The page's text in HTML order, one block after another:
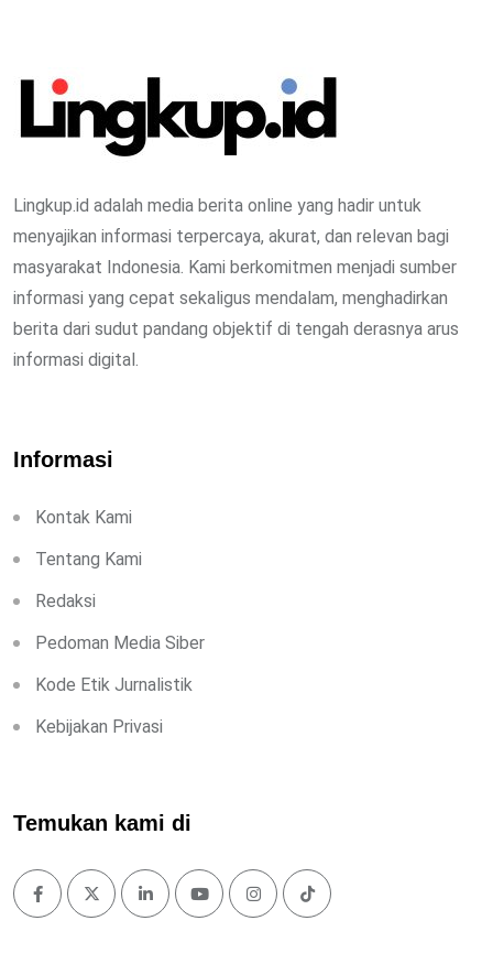
Lingkup.id adalah media berita online yang hadir untuk
menyajikan informasi terpercaya, akurat, dan relevan bagi
masyarakat Indonesia. Kami berkomitmen menjadi sumber
informasi yang cepat sekaligus mendalam, menghadirkan
berita dari sudut pandang objektif di tengah derasnya arus
informasi digital.
Informasi
Kontak Kami
Tentang Kami
Redaksi
Pedoman Media Siber
Kode Etik Jurnalistik
Kebijakan Privasi
Temukan kami di